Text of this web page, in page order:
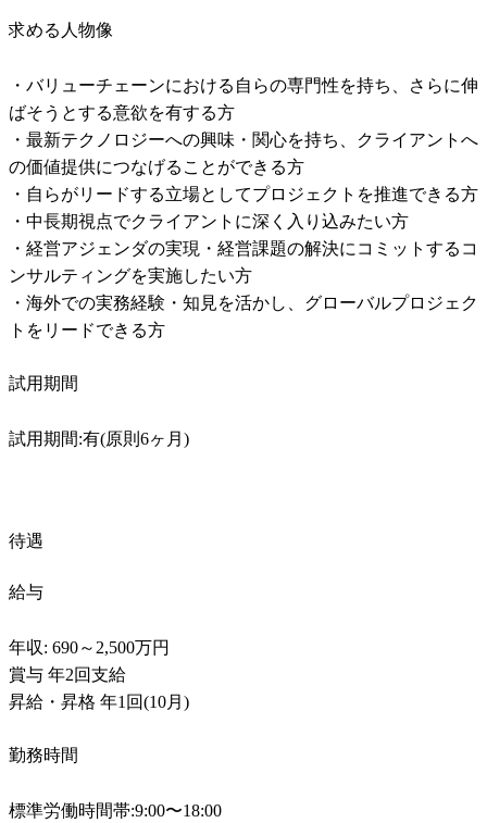
求める人物像
・バリューチェーンにおける自らの専門性を持ち、さらに伸
ばそうとする意欲を有する方
・最新テクノロジーへの興味・関心を持ち、クライアントへ
の価値提供につなげることができる方
・自らがリードする立場としてプロジェクトを推進できる方
・中長期視点でクライアントに深く入り込みたい方
・経営アジェンダの実現・経営課題の解決にコミットするコ
ンサルティングを実施したい方
・海外での実務経験・知見を活かし、グローバルプロジェク
トをリードできる方
試用期間
試用期間:有(原則6ヶ月)
待遇
給与
年収: 690～2,500万円
賞与 年2回支給
昇給・昇格 年1回(10月)
勤務時間
標準労働時間帯:9:00〜18:00